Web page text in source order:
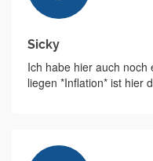
Sicky
Ich habe hier auch
liegen *Inflation* ist hier